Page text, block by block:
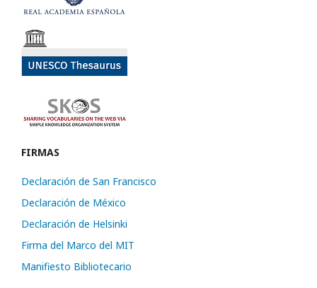
FIRMAS
Declaración de San Francisco
Declaración de México
Declaración de Helsinki
Firma del Marco del MIT
Manifiesto Bibliotecario